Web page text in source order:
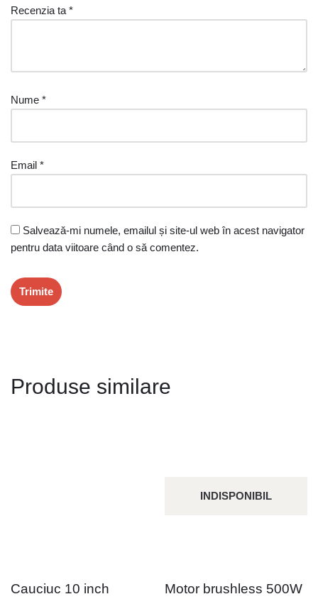
Recenzia ta *
Nume *
Email *
Salvează-mi numele, emailul și site-ul web în acest navigator
pentru data viitoare când o să comentez.
Produse similare
Cauciuc 10 inch
INDISPONIBIL
Motor brushless 500W